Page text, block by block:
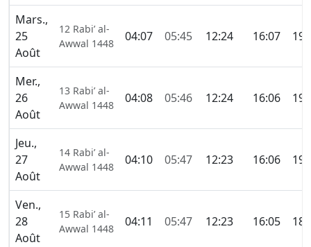
Mars.,
25
Août
12 Rabi’ al-
Awwal 1448
04:07 05:45 12:24 16:07
Mer.,
26
Août
13 Rabi’ al-
Awwal 1448
04:08 05:46 12:24 16:06
Jeu.,
27
Août
14 Rabi’ al-
Awwal 1448
04:10 05:47 12:23 16:06
Ven.,
28
Août
15 Rabi’ al-
Awwal 1448
04:11 05:47 12:23 16:05